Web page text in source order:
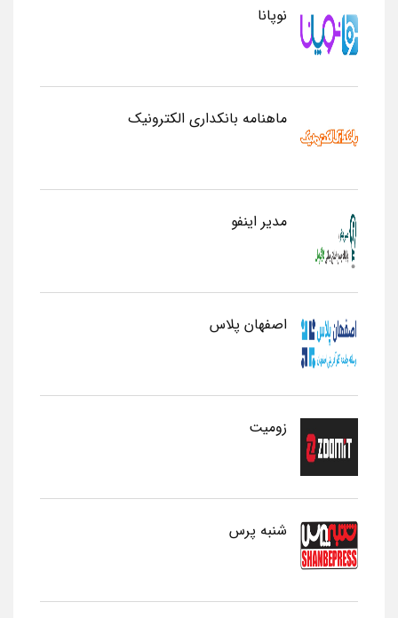
نوپانا
ماهنامه بانکداری الکترونیک
مدیر اینفو
اصفهان پلاس
زومیت
شنبه پرس